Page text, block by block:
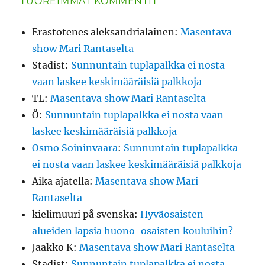
Erastotenes aleksandrialainen:Masentava
show Mari Rantaselta
Stadist: Sunnuntain tuplapalkka ei nosta
vaan laskee keskimääräisiä palkkoja
TL:Masentava show Mari Rantaselta
Ö: Sunnuntain tuplapalkka ei nosta vaan
laskee keskimääräisiä palkkoja
Osmo Soininvaara: Sunnuntain tuplapalkka
ei nosta vaan laskee keskimääräisiä palkkoja
Aika ajatella:Masentava show Mari
Rantaselta
kielimuuri på svenska:Hyväosaisten
alueiden lapsia huono-osaisten kouluihin?
Jaakko K:Masentava show Mari Rantaselta